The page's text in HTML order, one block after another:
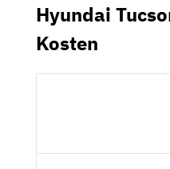
Hyundai
Kosten